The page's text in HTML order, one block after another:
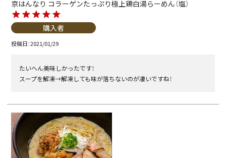
京はんなり コラーゲンたっぷり極上鶏白湯らーめん（塩）
購入者
投稿日 2021/01/29
たいへん美味しかったです！
スープを解凍→解凍しても味が落ちないのが凄いですね！